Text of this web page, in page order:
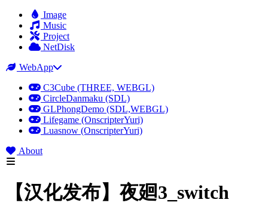
Image
Music
Project
NetDisk
WebApp
C3Cube (THREE, WEBGL)
CircleDanmaku (SDL)
GLPhongDemo (SDL,WEBGL)
Lifegame (OnscripterYuri)
Luasnow (OnscripterYuri)
About
【汉化发布】夜廻3_switch